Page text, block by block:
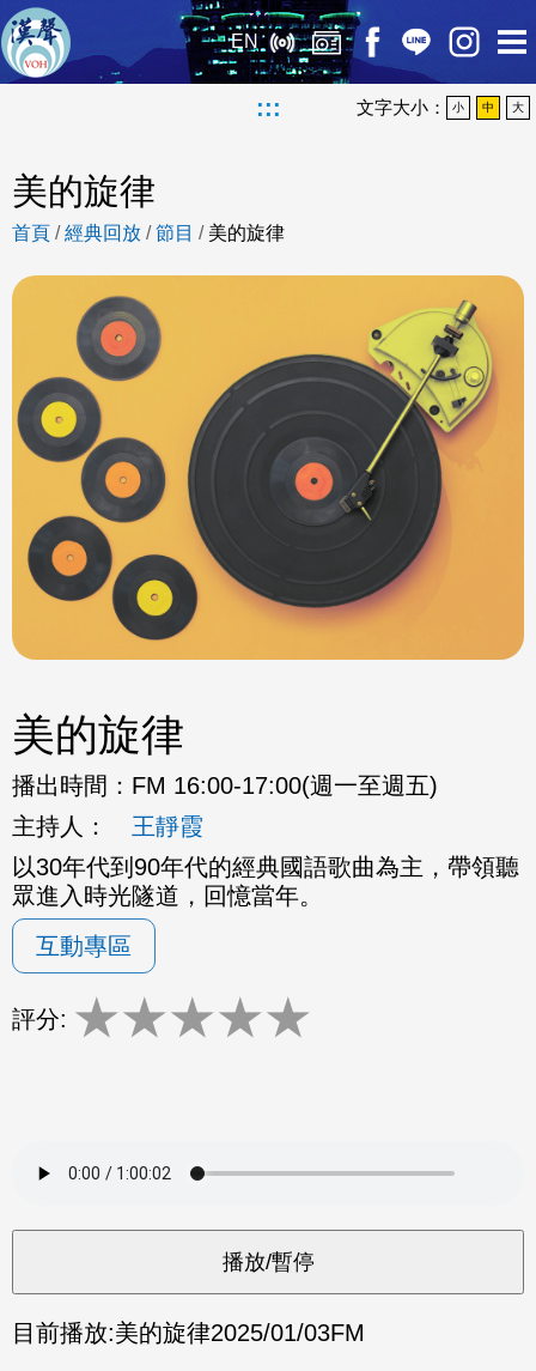
EN
::: 文字大小： 小 中 大
美的旋律
首頁 /經典回放 /節目 / 美的旋律
美的旋律
播出時間： FM 16:00-17:00(週一至週五)
主持人：
王靜霞
以30年代到90年代的經典國語歌曲為主，帶領聽
眾進入時光隧道，回憶當年。
互動專區
評分: ★★★★★
目前播放:美的旋律2025/01/03FM